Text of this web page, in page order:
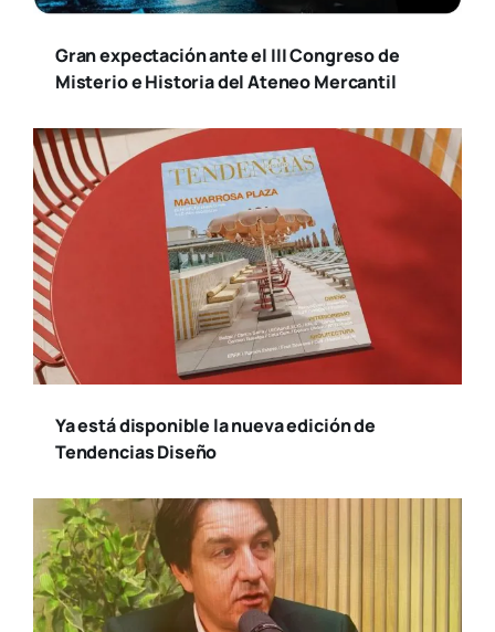
Gran expectación ante el III Congreso de
Misterio e Historia del Ateneo Mercantil
Ya está disponible la nueva edición de
Tendencias Diseño